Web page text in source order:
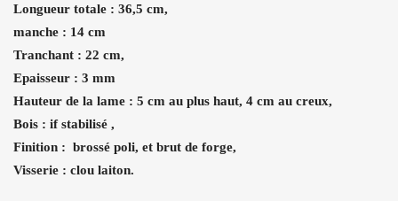
Longueur totale : 36,5 cm,
manche : 14 cm
Tranchant : 22 cm,
Epaisseur : 3 mm
Hauteur de la lame : 5 cm au plus haut, 4 cm au creux,
Bois : if stabilisé ,
Finition : brossé poli, et brut de forge,
Visserie : clou laiton.